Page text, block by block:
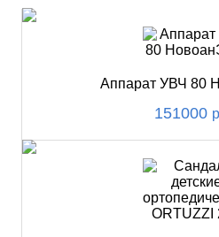
Аппарат УВЧ 80
151000